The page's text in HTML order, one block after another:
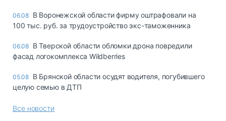
06.08 В Воронежской области фирму оштрафовали на
100 тыс. руб. за трудоустройство экс-таможенника
06.08 В Тверской области обломки дрона повредили
фасад логокомплекса Wildberries
05.08 В Брянской области осудят водителя, погубившего
целую семью в ДТП
Все новости